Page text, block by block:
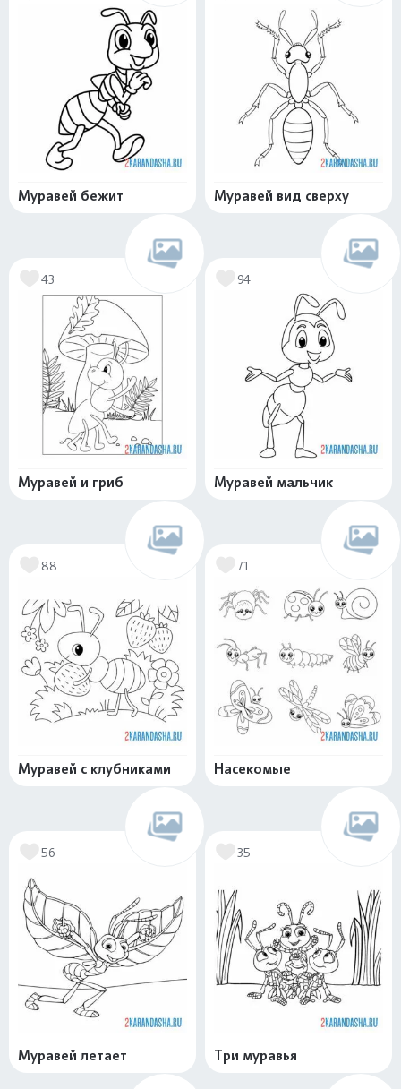
Муравей бежит Муравей вид сверху
43
Муравей и гриб
94
Муравей мальчик
88
Муравей с клубниками
71
Насекомые
56
Муравей летает
35
Три муравья